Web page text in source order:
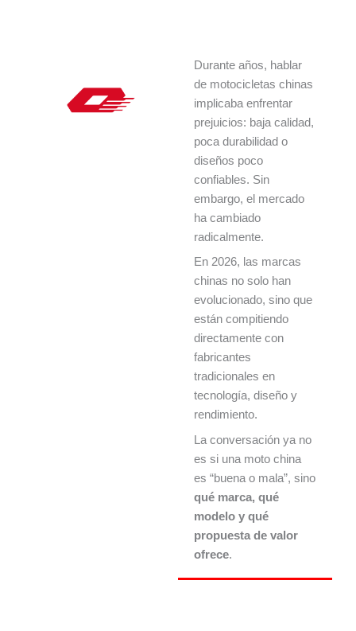
Durante años, hablar
de motocicletas chinas
implicaba enfrentar
prejuicios: baja calidad,
poca durabilidad o
diseños poco
confiables. Sin
embargo, el mercado
ha cambiado
radicalmente.
En 2026, las marcas
chinas no solo han
evolucionado, sino que
están compitiendo
directamente con
fabricantes
tradicionales en
tecnología, diseño y
rendimiento.
La conversación ya no
es si una moto china
es “buena o mala”, sino
qué marca, qué
modelo y qué
propuesta de valor
ofrece.